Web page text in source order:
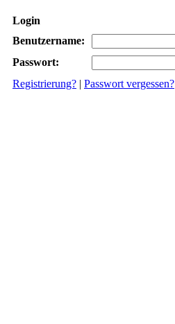
Login
Benutzername:
Passwort:
Registrierung? | Passwort vergessen?